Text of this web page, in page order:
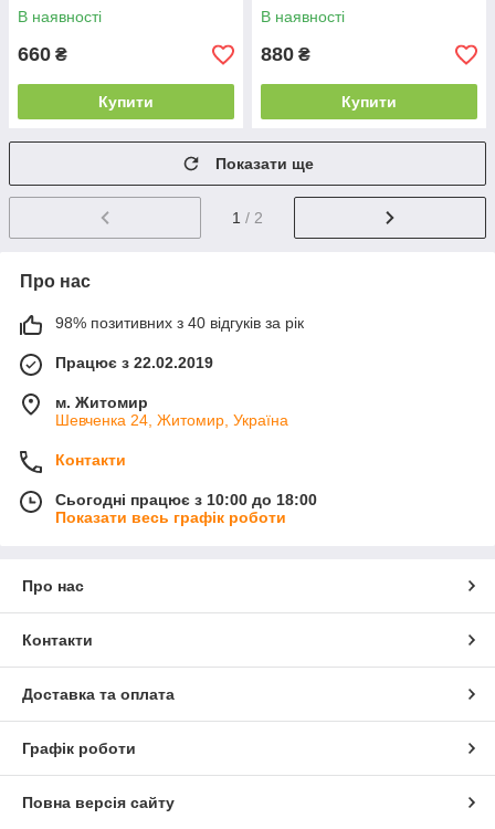
Декор з дерева 30 см
В наявності
660 ₴
Купити
Декор з дерева 40 см
В наявності
880 ₴
Купити
Показати ще
1 / 2
Про нас
98% позитивних з 40 відгуків за рік
Працює з 22.02.2019
м. Житомир
Шевченка 24, Житомир, Україна
Контакти
Сьогодні працює з 10:00 до 18:00
Показати весь графік роботи
Про нас
Контакти
Доставка та оплата
Графік роботи
Повна версія сайту